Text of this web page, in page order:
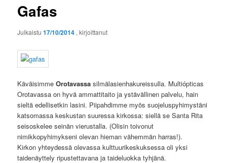
Gafas
Julkaistu17/10/2014 , kirjoittanut
KäväisimmeOrotavassa silmälasienhakureissulla. Multiópticas
Orotavassa on hyvä ammattitaito ja ystävällinen palvelu, hain
sieltä edellisetkin lasini. Piipahdimme myös suojeluspyhimystäni
katsomassa keskustan suuressa kirkossa: siellä se Santa Rita
seisoskelee seinän vierustalla. (Olisin toivonut
nimikkopyhimykseni olevan hieman vähemmän harras!).
Kirkon yhteydessä olevassa kulttuurikeskuksessa oli yksi
taidenäyttely ripustettavana ja taideluokka tyhjänä.